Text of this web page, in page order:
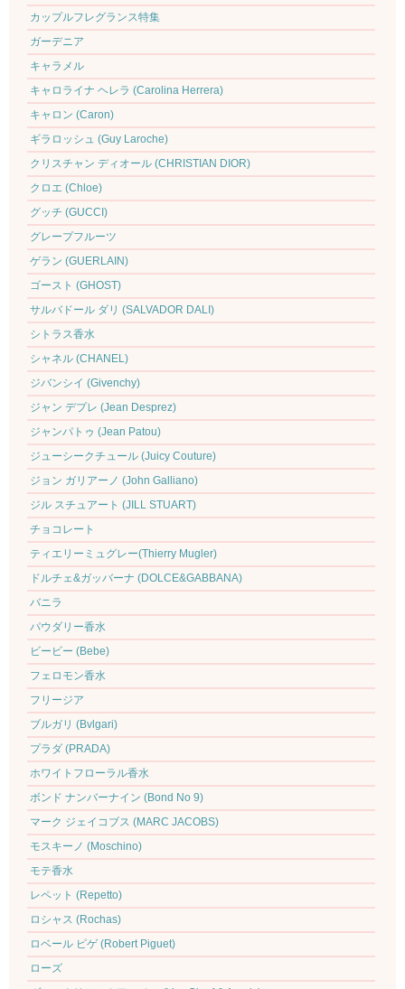
カップルフレグランス特集
ガーデニア
キャラメル
キャロライナ ヘレラ (Carolina Herrera)
キャロン (Caron)
ギラロッシュ (Guy Laroche)
クリスチャン ディオール (CHRISTIAN DIOR)
クロエ (Chloe)
グッチ (GUCCI)
グレープフルーツ
ゲラン (GUERLAIN)
ゴースト (GHOST)
サルバドール ダリ (SALVADOR DALI)
シトラス香水
シャネル (CHANEL)
ジバンシイ (Givenchy)
ジャン デプレ (Jean Desprez)
ジャンパトゥ (Jean Patou)
ジューシークチュール (Juicy Couture)
ジョン ガリアーノ (John Galliano)
ジル スチュアート (JILL STUART)
チョコレート
ティエリーミュグレー(Thierry Mugler)
ドルチェ&ガッバーナ (DOLCE&GABBANA)
バニラ
パウダリー香水
ビービー (Bebe)
フェロモン香水
フリージア
ブルガリ (Bvlgari)
プラダ (PRADA)
ホワイトフローラル香水
ボンド ナンバーナイン (Bond No 9)
マーク ジェイコブス (MARC JACOBS)
モスキーノ (Moschino)
モテ香水
レペット (Repetto)
ロシャス (Rochas)
ロベール ピゲ (Robert Piguet)
ローズ